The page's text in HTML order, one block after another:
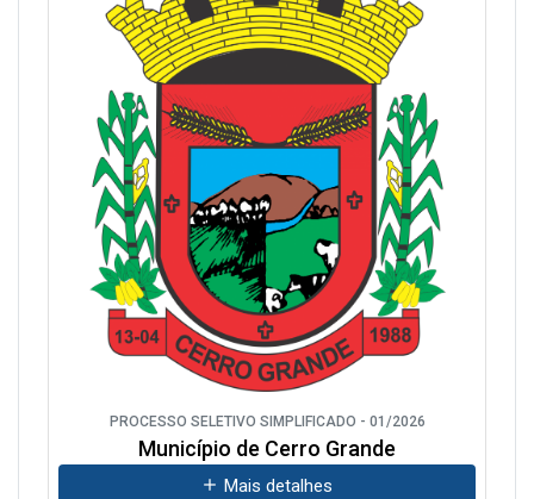
PROCESSO SELETIVO SIMPLIFICADO - 01/2026
Município de Cerro Grande
Mais detalhes